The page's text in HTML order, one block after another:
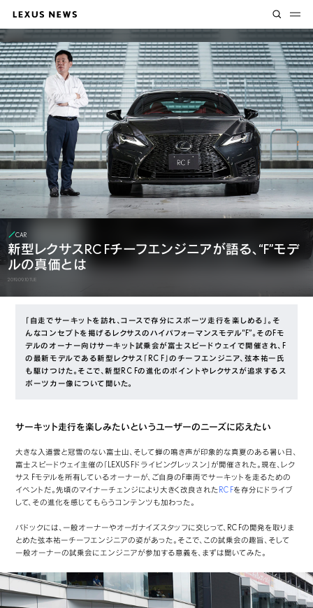
CAR
新型レクサスRC Fチーフエンジニアが語る、“F”モデ
ルの真価とは
2019.09.10 TUE
「自走でサーキットを訪れ、コースで存分にスポーツ走行を楽しめる」。そ
んなコンセプトを掲げるレクサスのハイパフォーマンスモデル“F”。そのFモ
デルのオーナー向けサーキット試乗会が富士スピードウェイで開催され、F
の最新モデルである新型レクサス「RC F」のチーフエンジニア、弦本祐一氏
も駆けつけた。そこで、新型RC Fの進化のポイントやレクサスが追求するス
ポーツカー像について聞いた。
サーキット走行を楽しみたいというユーザーのニーズに応えたい
大きな入道雲と冠雪のない富士山、そして蝉の鳴き声が印象的な真夏のある暑い日、
富士スピードウェイ主催の「LEXUS Fドライビングレッスン」が開催された。現在、レク
サス Fモデルを所有しているオーナーが、ご自身のF車両でサーキットを走るための
イベントだ。先頃のマイナーチェンジにより大きく改良された RC Fを存分にドライブ
して、その進化を感じてもらうコンテンツも加わった。
パドックには、一般オーナーやオーガナイズスタッフに交じって、RC Fの開発を取りま
とめた弦本祐一チーフエンジニアの姿があった。そこで、この試乗会の趣旨、そして
一般オーナーの試乗会にエンジニアが参加する意義を、まずは聞いてみた。